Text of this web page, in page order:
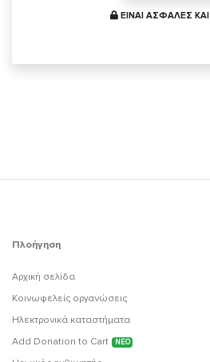
ΕΙΝΑΙ ΑΣΦΑΛΕΣ ΚΑΙ
Πλοήγηση
Αρχική σελίδα
Κοινωφελείς οργανώσεις
Ηλεκτρονικά καταστήματα
Add Donation to Cart
ΝΕΟ